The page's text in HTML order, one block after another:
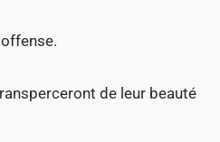
de leur beauté